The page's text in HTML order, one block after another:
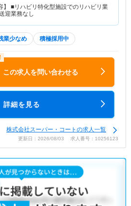
】 ■リハビリ特化型施設でのリハビリ業
迎業務なし
業少なめ 積極採用中
この求人を問い合わせる
詳細を見る
株式会社スーパー・コートの求人一覧
更新日：2026/08/03 求人番号：10256123